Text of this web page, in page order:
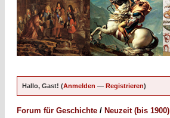
Hallo, Gast! (Anmelden — Registrieren)
Forum für Geschichte / Neuzeit (bis 1900)